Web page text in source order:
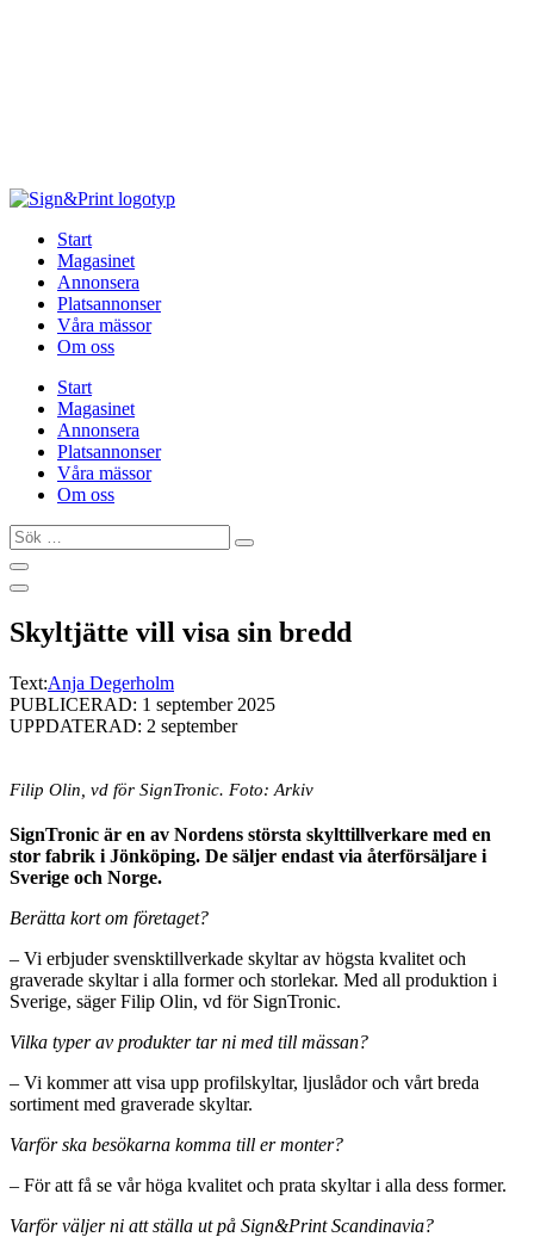
Start
Magasinet
Annonsera
Platsannonser
Våra mässor
Om oss
Start
Magasinet
Annonsera
Platsannonser
Våra mässor
Om oss
Sök
…
Skyltjätte vill visa sin bredd
Text:Anja Degerholm
PUBLICERAD: 1 september 2025
UPPDATERAD: 2 september
Filip Olin, vd för SignTronic. Foto: Arkiv
SignTronic är en av Nordens största skylttillverkare med en
stor fabrik i Jönköping. De säljer endast via återförsäljare i
Sverige och Norge.
Berätta kort om företaget?
– Vi erbjuder svensktillverkade skyltar av högsta kvalitet och
graverade skyltar i alla former och storlekar. Med all produktion i
Sverige, säger Filip Olin, vd för SignTronic.
Vilka typer av produkter tar ni med till mässan?
– Vi kommer att visa upp profilskyltar, ljuslådor och vårt breda
sortiment med graverade skyltar.
Varför ska besökarna komma till er monter?
– För att få se vår höga kvalitet och prata skyltar i alla dess former.
Varför väljer ni att ställa ut på Sign&Print Scandinavia?